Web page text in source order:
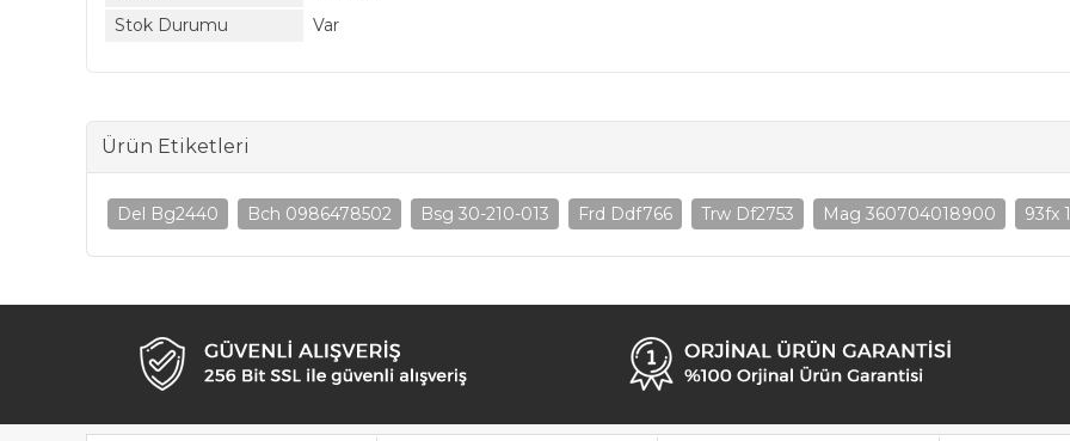
Stok Durumu
Var
Ürün Etiketleri
Del Bg2440 Bch 0986478502 Bsg 30-210-013 Frd Ddf766 Trw Df2753 Mag 360704018900 93fx